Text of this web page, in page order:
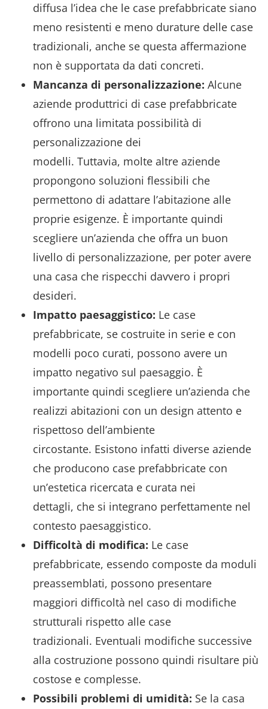
diffusa l’idea che le case prefabbricate siano
meno resistenti e meno durature delle case
tradizionali, anche se questa affermazione
non è supportata da dati concreti.
Mancanza di personalizzazione: Alcune
aziende produttrici di case prefabbricate
offrono una limitata possibilità di
personalizzazione dei
modelli. Tuttavia, molte altre aziende
propongono soluzioni flessibili che
permettono di adattare l’abitazione alle
proprie esigenze. È importante quindi
scegliere un’azienda che offra un buon
livello di personalizzazione, per poter avere
una casa che rispecchi davvero i propri
desideri.
Impatto paesaggistico: Le case
prefabbricate, se costruite in serie e con
modelli poco curati, possono avere un
impatto negativo sul paesaggio. È
importante quindi scegliere un’azienda che
realizzi abitazioni con un design attento e
rispettoso dell’ambiente
circostante. Esistono infatti diverse aziende
che producono case prefabbricate con
un’estetica ricercata e curata nei
dettagli, che si integrano perfettamente nel
contesto paesaggistico.
Difficoltà di modifica: Le case
prefabbricate, essendo composte da moduli
preassemblati, possono presentare
maggiori difficoltà nel caso di modifiche
strutturali rispetto alle case
tradizionali. Eventuali modifiche successive
alla costruzione possono quindi risultare più
costose e complesse.
Possibili problemi di umidità: Se la casa